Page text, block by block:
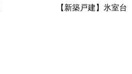
【新築戸建】氷室台